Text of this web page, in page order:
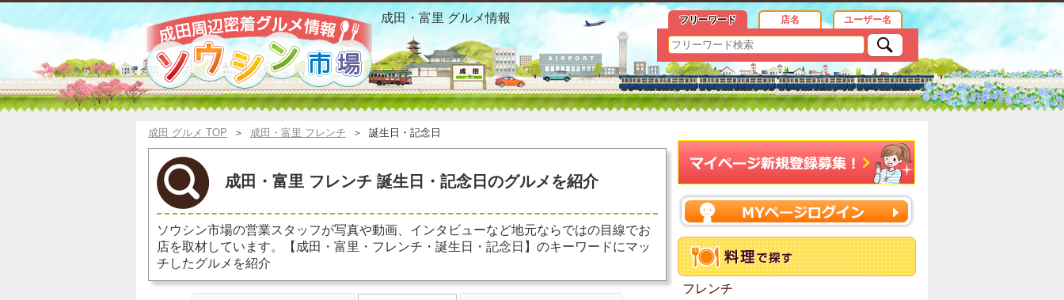
成田・富里 フレンチ 誕生日・記念日 おすすめ情報
成田・富里 グルメ情報 フリーワード 店名 ユーザー名
成田 グルメ TOP ＞ 成田・富里 フレンチ ＞ 誕生日・記念日
成田・富里 フレンチ 誕生日・記念日のグルメを紹介
ソウシン市場の営業スタッフが写真や動画、インタビューなど地元ならではの目線でお
店を取材しています。【成田・富里・フレンチ・誕生日・記念日】のキーワードにマッ
チしたグルメを紹介
フレンチ